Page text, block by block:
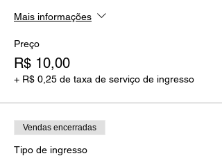
Mais informações
Preço
R$ 10,00
+ R$ 0,25 de taxa de serviço de ingresso
Vendas encerradas
Tipo de ingresso